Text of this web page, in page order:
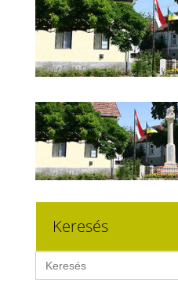
Keresés
Search
for: